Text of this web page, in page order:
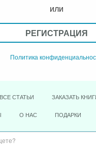
или
РЕГИСТРАЦИЯ
Политика
ВСЕ СТАТЬИ ЗАКАЗАТЬ
О НАС ПОДАРКИ